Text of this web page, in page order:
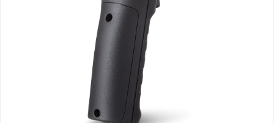
Osciloscoape AXIOMET
Osciloscoape B&K PRECISION